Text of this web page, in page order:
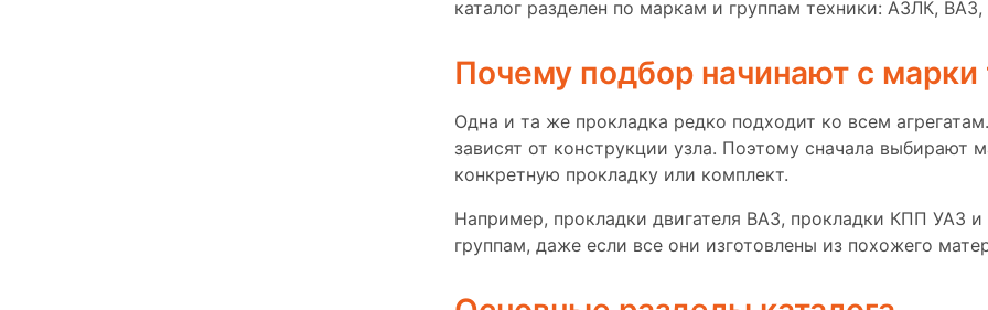
каталог разделен по маркам и группам техники: АЗЛК,
Почему подбор начинают с марки
Одна и та же прокладка редко подходит ко всем
зависят от конструкции узла. Поэтому сначала выбирают
конкретную прокладку или комплект.
Например, прокладки двигателя ВАЗ, прокладки КПП УАЗ
группам, даже если все они изготовлены из похожего